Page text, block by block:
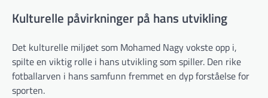
Kulturelle påvirkninger på hans utvikling
Det kulturelle miljøet som Mohamed Nagy vokste opp i,
spilte en viktig rolle i hans utvikling som spiller. Den rike
fotballarven i hans samfunn fremmet en dyp forståelse for
sporten.